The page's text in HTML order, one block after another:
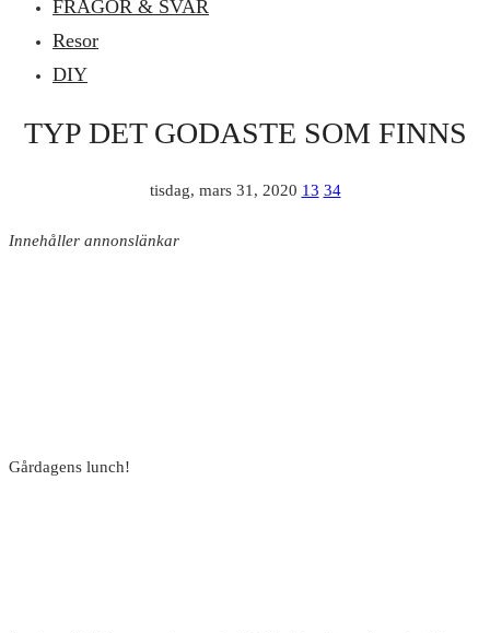
FRÅGOR & SVAR
Resor
DIY
TYP DET GODASTE SOM FINNS
tisdag, mars 31, 2020 13 34
Innehåller annonslänkar
Gårdagens lunch!